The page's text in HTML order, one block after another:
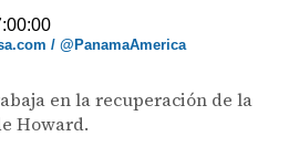
/ @PanamaAmerica
en la recuperación de la
Howard.